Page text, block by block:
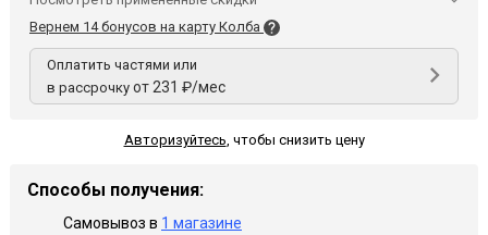
Вернем 14 бонусов на карту Колба
Оплатить частями или
в рассрочку от 231 ₽/мес
Авторизуйтесь, чтобы снизить цену
Способы получения:
Самовывоз в 1 магазине